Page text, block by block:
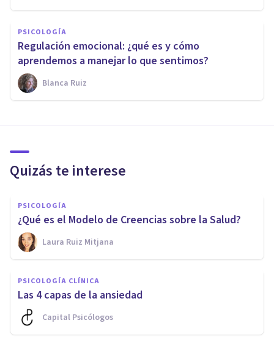
PSICOLOGÍA
Regulación emocional: ¿qué es y cómo
aprendemos a manejar lo que sentimos?
Blanca Ruiz
Quizás te interese
PSICOLOGÍA
¿Qué es el Modelo de Creencias sobre la Salud?
Laura Ruiz Mitjana
PSICOLOGÍA CLÍNICA
Las 4 capas de la ansiedad
Capital Psicólogos